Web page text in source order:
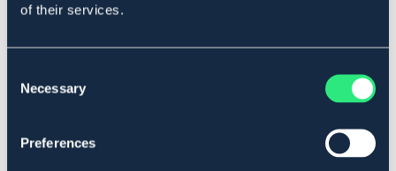
of their services.
Selection
Necessary
Preferences
Art.nr. 9715324-GY-34
Recensioner